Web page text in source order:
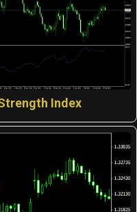
Index